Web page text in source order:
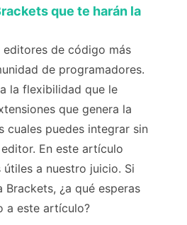
que te harán la
editores de código más
de programadores.
la flexibilidad que le
que genera la
cuales puedes integrar sin
En este artículo
a nuestro juicio. Si
¿a qué esperas
a este artículo?